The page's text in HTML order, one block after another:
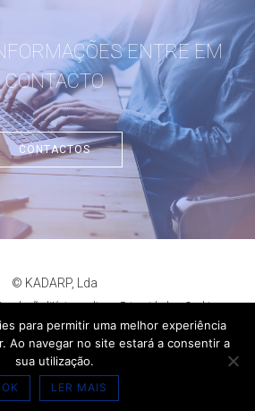
ENTRE EM
CONTACTO
CONTACTOS
© KADARP, Lda
litígios online Privacidade
Cookies
de sites:criativo.net
para permitir uma melhor experiência
Ao navegar no site estará a consentir a
sua utilização.
OK LER MAIS